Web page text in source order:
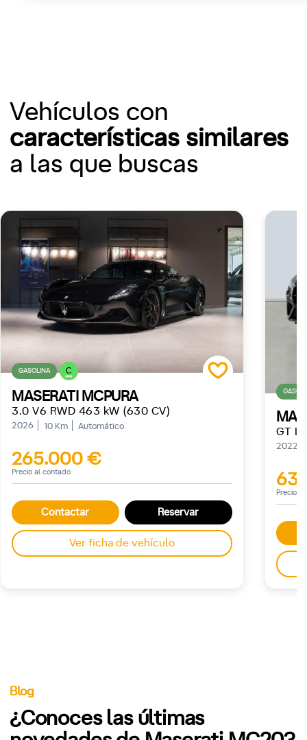
Vehículos con
características similares
a las que buscas
GASOLINA C
MASERATI MCPURA
3.0 V6 RWD 463 kW (630 CV)
2026 10 Km Automático
265.000 €
Precio al contado
Contactar Reservar
Ver ficha de vehículo
2022
Precio
Blog
¿Conoces las últimas